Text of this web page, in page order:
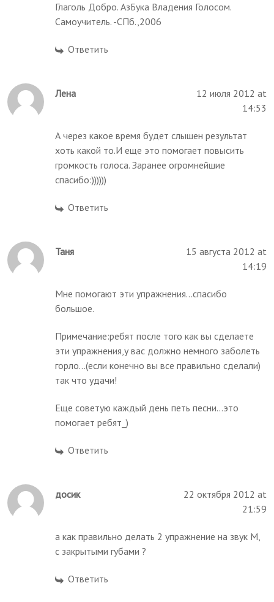
Глаголь Добро. АзБука Владения Голосом.
Самоучитель. -СПб.,2006
Ответить
Лена
12 июля 2012 at
14:53
А через какое время будет слышен результат
хоть какой то.И еще это помогает повысить
громкость голоса. Заранее огромнейшие
спасибо:))))))
Ответить
Таня
15 августа 2012 at
14:19
Мне помогают эти упражнения...спасибо
большое.
Примечание:ребят после того как вы сделаете
эти упражнения,у вас должно немного заболеть
горло...(если конечно вы все правильно сделали)
так что удачи!
Еще советую каждый день петь песни...это
помогает ребят_)
Ответить
досик
22 октября 2012 at
21:59
а как правильно делать 2 упражнение на звук М,
с закрытыми губами ?
Ответить